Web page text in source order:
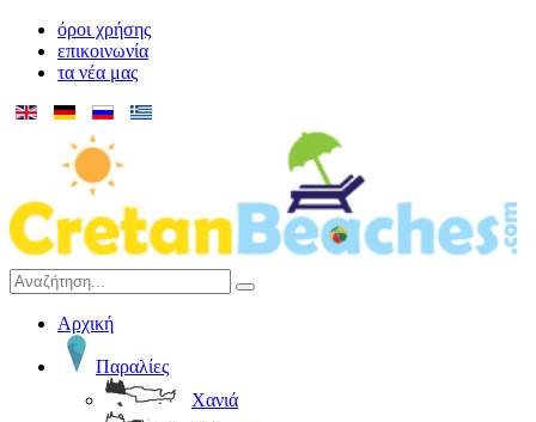
όροι χρήσης
επικοινωνία
τα νέα μας
Αρχική
Παραλίες
Χανιά